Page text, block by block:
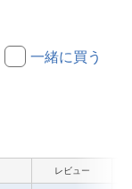
一緒に買う
レビュー